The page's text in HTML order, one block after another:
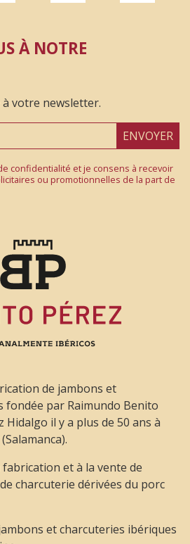
À NOTRE
votre newsletter.
ENVOYER
confidentialité et je consens à recevoir
ou promotionnelles de la part de
de jambons et
fondée par Raimundo Benito
Hidalgo il y a plus de 50 ans à
et à la vente de
charcuterie dérivées du porc
et charcuteries ibériques